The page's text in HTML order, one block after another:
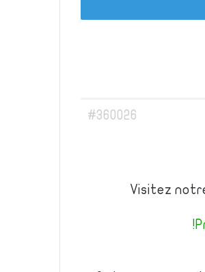
#360026
Visitez